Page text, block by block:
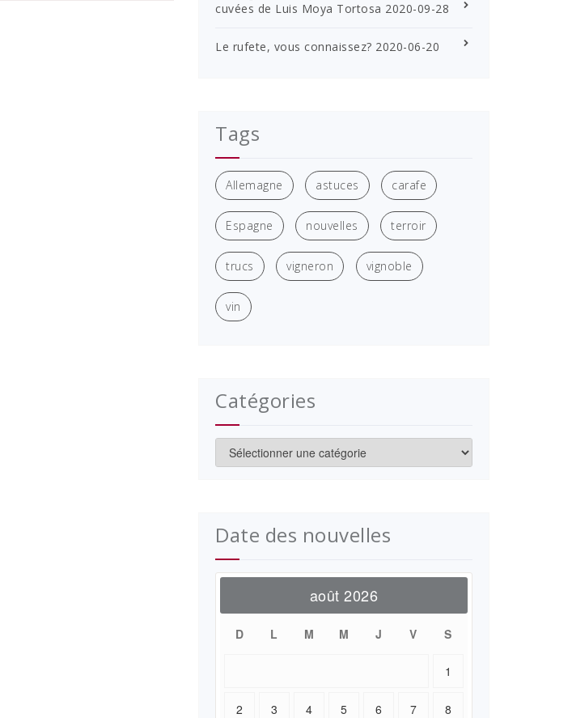
cuvées de Luis Moya Tortosa 2020-09-28
Le rufete, vous connaissez? 2020-06-20
Tags
Allemagne astuces carafe
Espagne nouvelles terroir
trucs vigneron vignoble
vin
Catégories
Catégories
Date des nouvelles
août 2026
D L M M J V S
1
2 3 4 5 6 7 8